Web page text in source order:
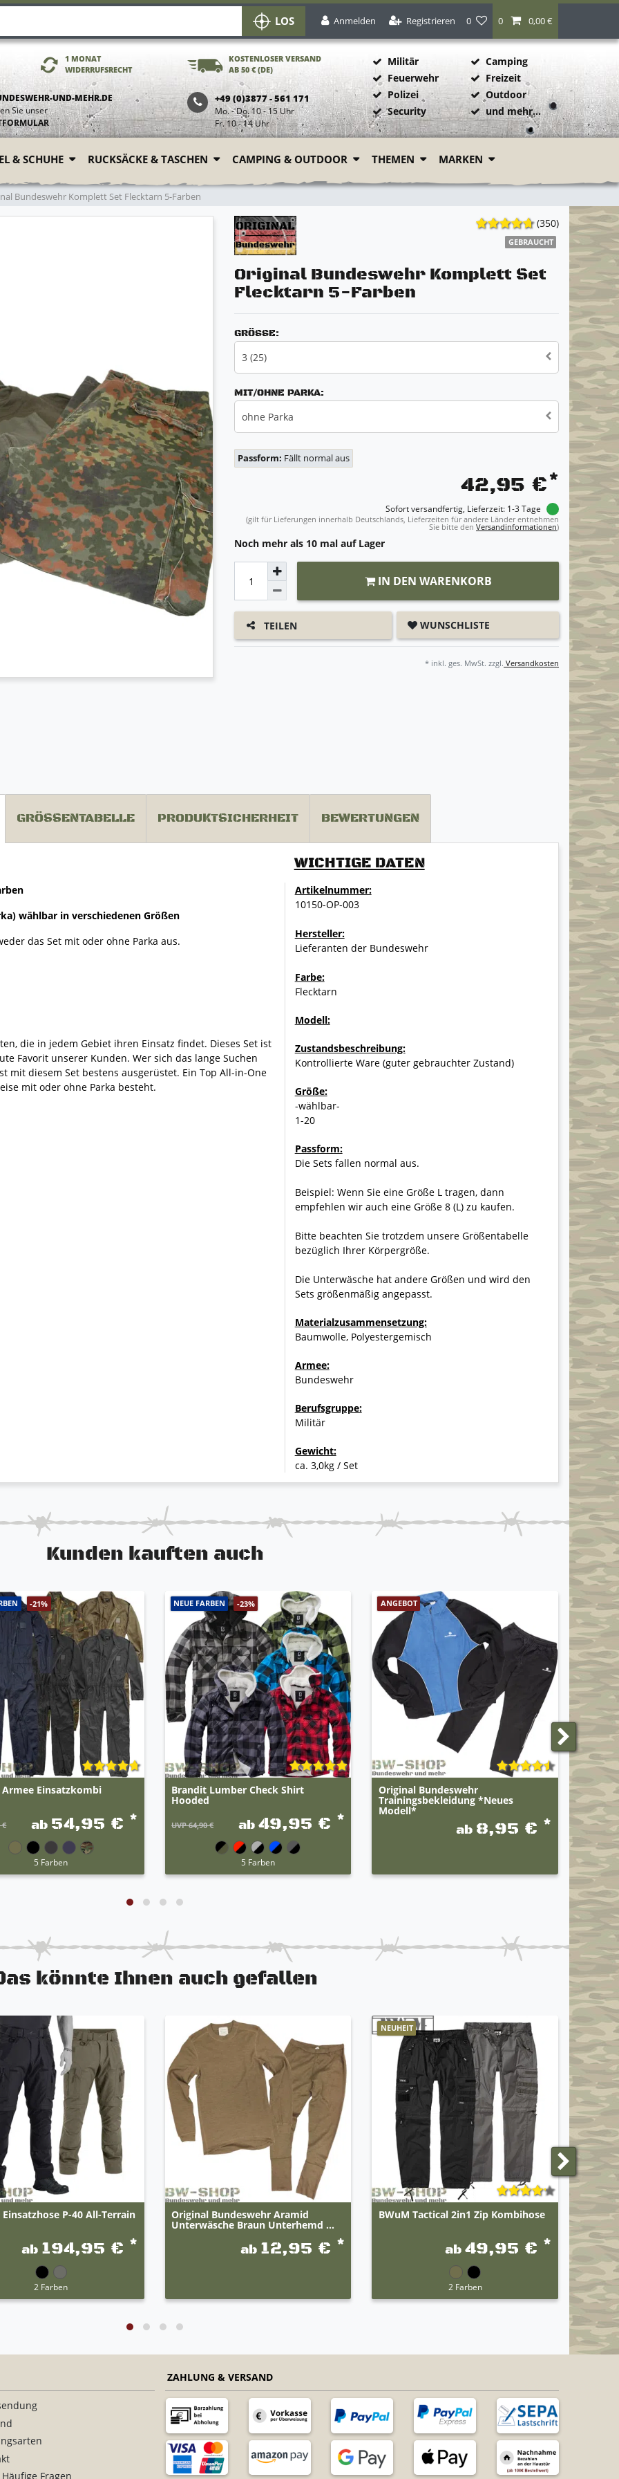
LOS Anmelden Registrieren 0 0 0,00 €
1 MONAT
WIDERRUFSRECHT
KOSTENLOSER VERSAND
AB 50 € (DE)
UND-MEHR.DE
Sie unser
+49 (0)3877 - 561 171
Mo. - Do. 10 - 15 Uhr
Fr. 10 - 14 Uhr
Militär
Feuerwehr
Polizei
Security
Camping
Freizeit
Outdoor
und mehr...
& SCHUHE RUCKSÄCKE & TASCHEN CAMPING & OUTDOOR THEMEN MARKEN
Bundeswehr Komplett Set Flecktarn 5-Farben
(350)
GEBRAUCHT
Original Bundeswehr Komplett Set
Flecktarn 5-Farben
GRÖSSE:
3 (25)
MIT/OHNE PARKA:
ohne Parka
Passform: Fällt normal aus
42,95 €*
Sofort versandfertig, Lieferzeit: 1-3 Tage
(gilt für Lieferungen innerhalb Deutschlands, Lieferzeiten für andere Länder entnehmen
Sie bitte den Versandinformationen)
Noch mehr als 10 mal auf Lager
IN DEN WARENKORB
TEILEN WUNSCHLISTE
* inkl. ges. MwSt. zzgl. Versandkosten
GRÖSSENTABELLE PRODUKTSICHERHEIT BEWERTUNGEN
wählbar in verschiedenen Größen
das Set mit oder ohne Parka aus.
die in jedem Gebiet ihren Einsatz findet. Dieses Set ist
Favorit unserer Kunden. Wer sich das lange Suchen
mit diesem Set bestens ausgerüstet. Ein Top All-in-One
mit oder ohne Parka besteht.
etc.
Anpassen an den Körper
WICHTIGE DATEN
Artikelnummer:
10150-OP-003
Hersteller:
Lieferanten der Bundeswehr
Farbe:
Flecktarn
Modell:
Zustandsbeschreibung:
Kontrollierte Ware (guter gebrauchter Zustand)
Größe:
-wählbar-
1-20
Passform:
Die Sets fallen normal aus.
Beispiel: Wenn Sie eine Größe L tragen, dann
empfehlen wir auch eine Größe 8 (L) zu kaufen.
Bitte beachten Sie trotzdem unsere Größentabelle
bezüglich Ihrer Körpergröße.
Die Unterwäsche hat andere Größen und wird den
Sets größenmäßig angepasst.
Materialzusammensetzung:
Baumwolle, Polyestergemisch
Armee:
Bundeswehr
Berufsgruppe:
Militär
Gewicht:
ca. 3,0kg / Set
Kunden kauften auch
-21%
Einsatzkombi
€ ab 54,95 € *
5 Farben
NEUE FARBEN -23%
Brandit Lumber Check Shirt
Hooded
UVP 64,90 € ab 49,95 € *
5 Farben
ANGEBOT
Original Bundeswehr
Trainingsbekleidung *Neues
Modell*
ab 8,95 € *
TOP
könnte Ihnen auch gefallen
Einsatzhose P-40 All-Terrain
ab 194,95 € *
2 Farben
Original Bundeswehr Aramid
Unterwäsche Braun Unterhemd ...
ab 12,95 € *
NEUHEIT
BWuM Tactical 2in1 Zip Kombihose
ab49,95 € *
2 Farben
Häufige Fragen
ZAHLUNG & VERSAND